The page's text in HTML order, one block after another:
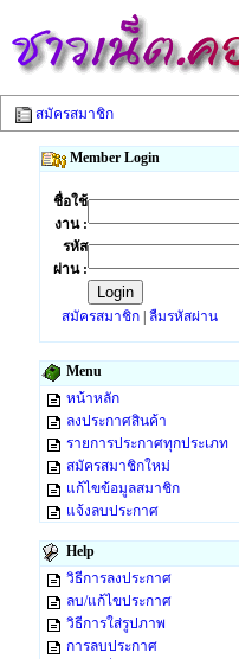
สมัครสมาชิก
Member Login
ชื่อใช้
งาน :
รหัส
ผ่าน :
สมัครสมาชิก ลืมรหัสผ่าน
Menu
หน้าหลัก
ลงประกาศสินค้า
รายการประกาศทุกประเภท
สมัครสมาชิกใหม่
แก้ไขข้อมูลสมาชิก
แจ้งลบประกาศ
Help
วิธีการลงประกาศ
ลบ/แก้ไขประกาศ
วิธีการใส่รูปภาพ
การลบประกาศ